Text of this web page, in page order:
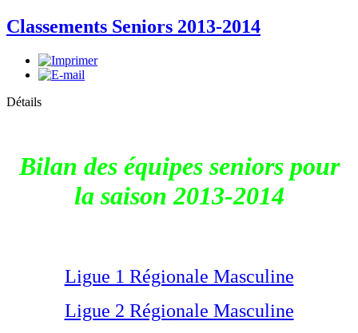
Classements Seniors 2013-2014
Détails
Bilan des équipes seniors pour
la saison 2013-2014
Ligue 1 Régionale Masculine
Ligue 2 Régionale Masculine